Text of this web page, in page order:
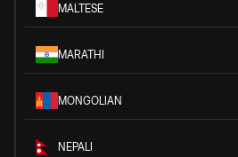
MALTESE
MARATHI
MONGOLIAN
NEPALI